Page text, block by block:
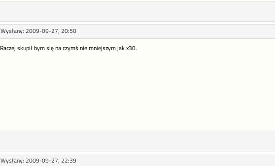
Wysłany: 2009-09-27, 20:50
Raczej skupił bym się na czymś nie mniejszym jak x30.
Wysłany: 2009-09-27, 22:39